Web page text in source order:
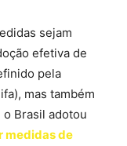
sejam
efetiva de
pela
mas também
Brasil adotou
medidas de